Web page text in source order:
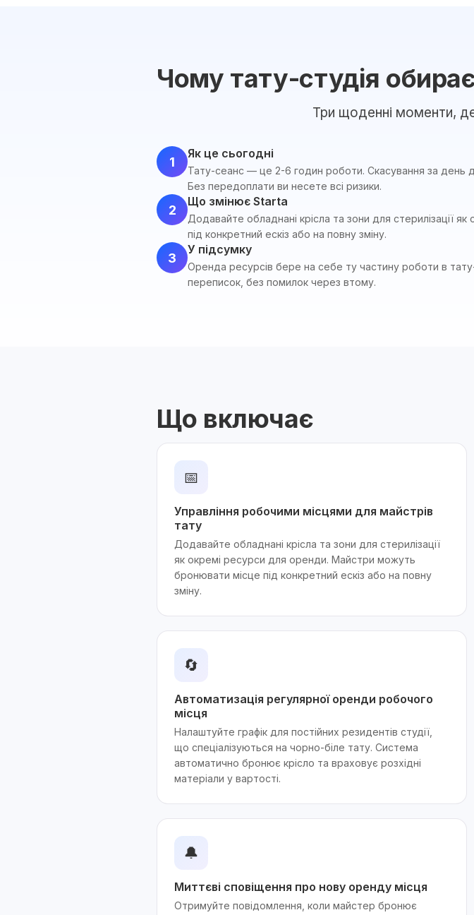
Чому тату-студія
Три щоденні моменти,
1
Як це сьогодні
Тату-сеанс — це 2-6 годин роботи. Скасування за день
Без передоплати ви несете всі ризики.
2
Що змінює Starta
Додавайте обладнані крісла та зони для стерилізації
під конкретний ескіз або на повну зміну.
3
У підсумку
Оренда ресурсів бере на себе ту частину роботи в
переписок, без помилок через втому.
Що включає
📅
Управління робочими місцями для майстрів
тату
Додавайте обладнані крісла та зони для стерилізації
як окремі ресурси для оренди. Майстри можуть
бронювати місце під конкретний ескіз або на повну
зміну.
🔄
Автоматизація регулярної оренди робочого
місця
Налаштуйте графік для постійних резидентів студії,
що спеціалізуються на чорно-біле тату. Система
автоматично бронює крісло та враховує розхідні
матеріали у вартості.
🔔
Миттєві сповіщення про нову оренду місця
Отримуйте повідомлення, коли майстер бронює